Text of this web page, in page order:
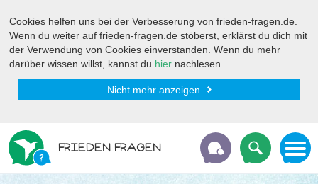
Cookies helfen uns bei der Verbesserung von frieden-fragen.de.
Wenn du weiter auf frieden-fragen.de stöberst, erklärst du dich mit
der Verwendung von Cookies einverstanden. Wenn du mehr
darüber wissen willst, kannst du hier nachlesen.
Nicht mehr anzeigen
FRIEDEN FRAGEN